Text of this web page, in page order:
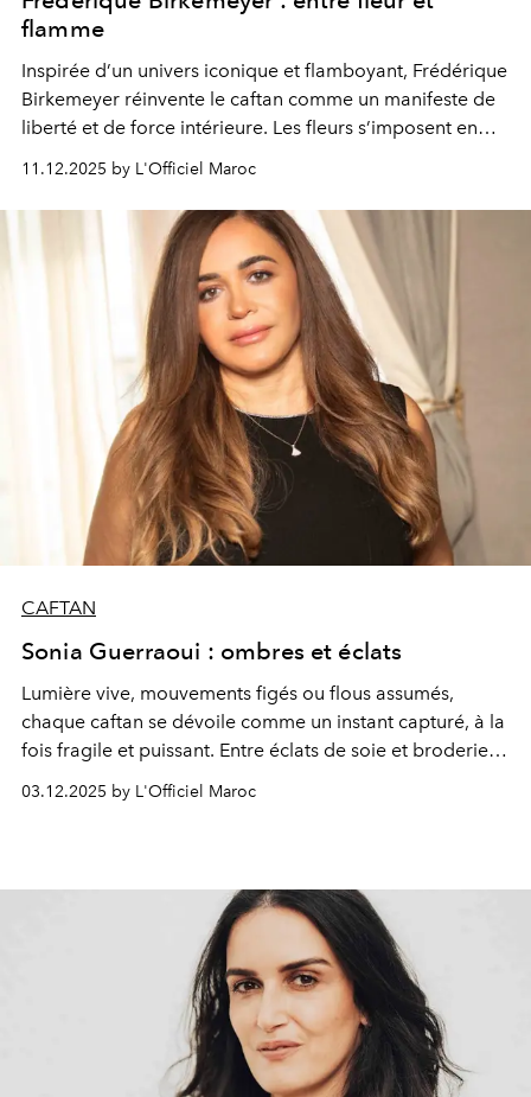
flamme
Inspirée d’un univers iconique et flamboyant, Frédérique
Birkemeyer réinvente le caftan comme un manifeste de
liberté et de force intérieure. Les fleurs s’imposent en
éclats chromatiques, les couleurs dialoguent avec les
mouvements du corps, et chaque image devient un
instant suspendue, prise entre distorsion et intensité.
Plus qu’un vêtement, un hommage à la puissance des
femmes, à la poésie du textile
et à l’art de transformer la douleur en beauté.
11.12.2025 by L'Officiel Maroc
CAFTAN
Sonia Guerraoui : ombres et éclats
Lumière vive, mouvements figés ou flous assumés,
chaque caftan se dévoile comme un instant capturé, à la
fois fragile et puissant. Entre éclats de soie et broderies
de maître, la collection se dévoile comme un album de
confidences. La femme se réinvente sous l’objectif, libre,
03.12.2025 by L'Officiel Maroc